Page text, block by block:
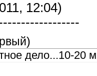
12:04)
)
дело...10-20